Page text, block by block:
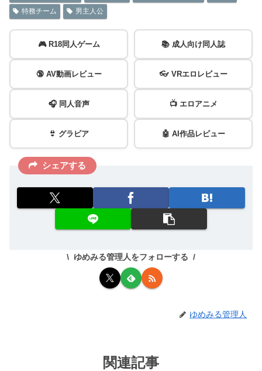
特務チーム
男主人公
🎮 R18同人ゲーム 📚 成人向け同人誌
🔞 AV動画レビュー 👓 VRエロレビュー
🎧 同人音声 📺 エロアニメ
👙 グラビア 🤖 AI作品レビュー
シェアする
ゆめみる管理人をフォローする
ゆめみる管理人
関連記事